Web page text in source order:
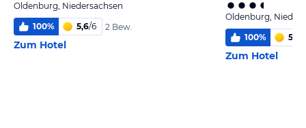
Oldenburg, Niedersachsen
100% 5,6/6 2 Bew.
Zum Hotel
Oldenburg,
100% 5,7
Zum Hotel